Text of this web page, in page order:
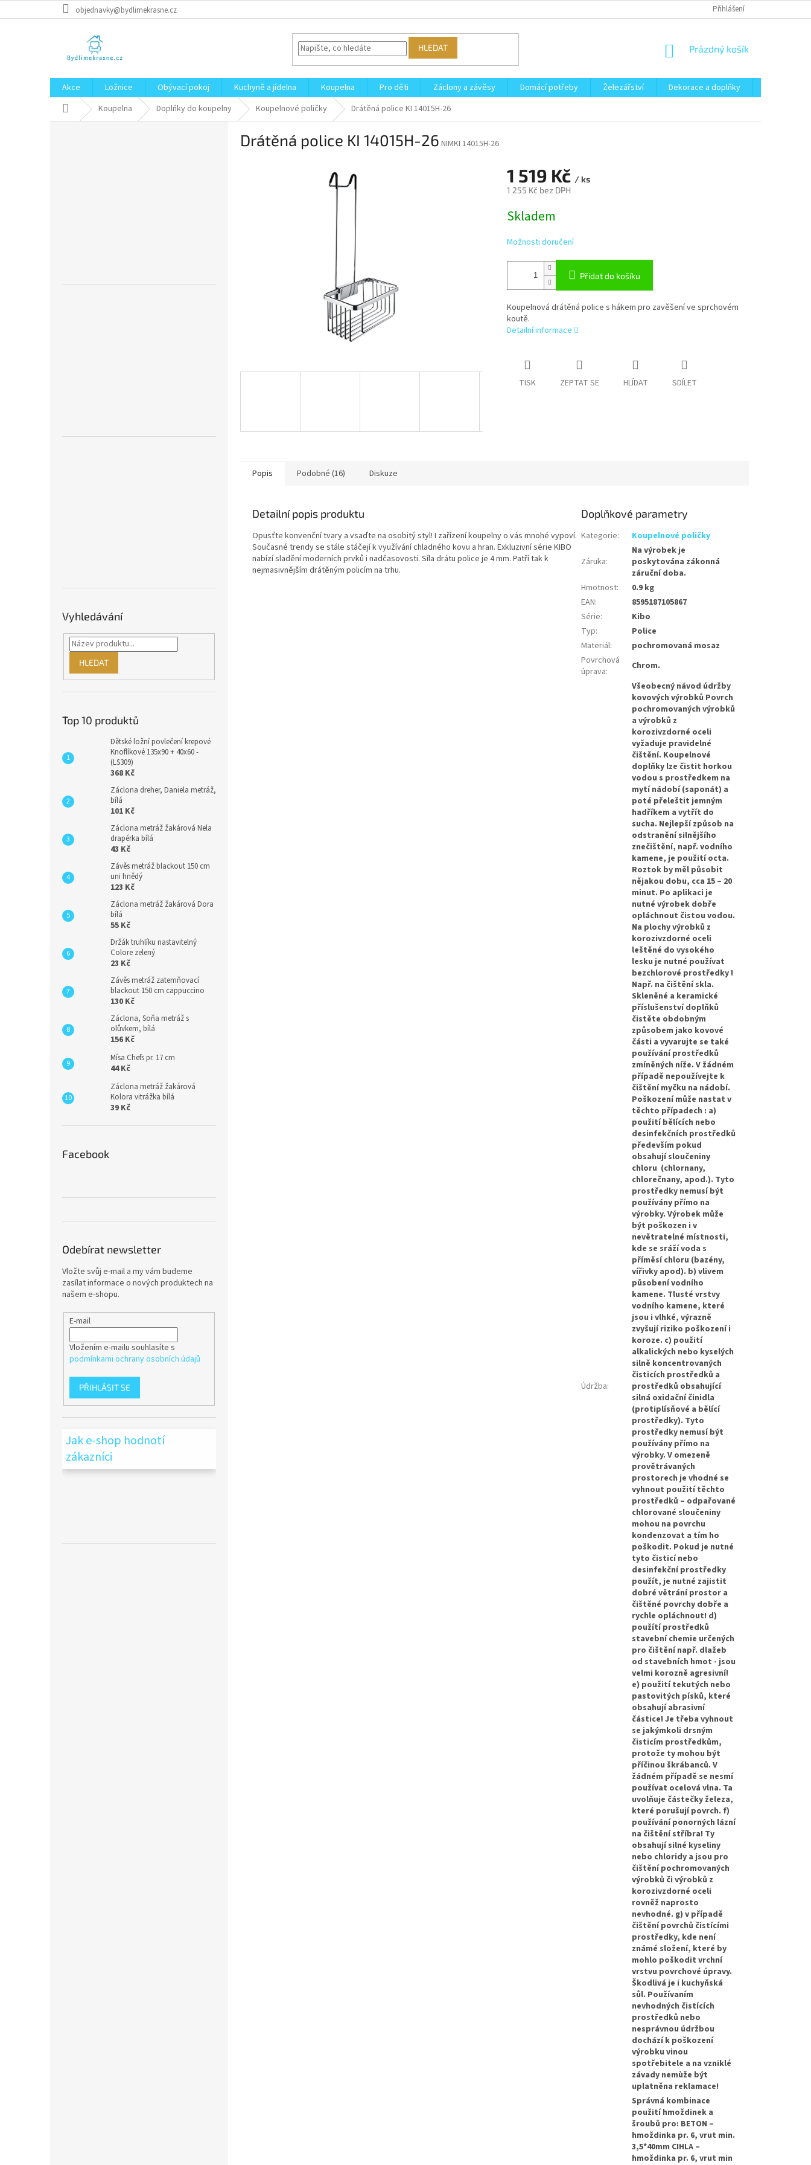
na
objednavky@bydlimekrasne.cz Přihlášení
HLEDAT
NÁKUPNÍ
Prázdný košík
Akce Ložnice Obývací pokoj Kuchyně a jídelna Koupelna Pro děti Záclony a závěsy Domácí potřeby Železářství Dekorace a doplňky
Domů Koupelna Doplňky do koupelny Koupelnové poličky Drátěná police KI 14015H-26
Vyhledávání
HLEDAT
Top 10 produktů
Dětské ložní povlečení krepové
Knoflíkové 135x90 + 40x60 -
(LS309)
368 Kč
Záclona dreher, Daniela metráž,
bílá
101 Kč
Záclona metráž žakárová Nela
drapérka bílá
43 Kč
Závěs metráž blackout 150 cm
uni hnědý
123 Kč
Záclona metráž žakárová Dora
bílá
55 Kč
Držák truhlíku nastavitelný
Colore zelený
23 Kč
Závěs metráž zatemňovací
blackout 150 cm cappuccino
130 Kč
Záclona, Soňa metráž s
olůvkem, bílá
156 Kč
Mísa Chefs pr. 17 cm
44 Kč
Záclona metráž žakárová
Kolora vitrážka bílá
39 Kč
Facebook
Odebírat newsletter
Vložte svůj e-mail a my vám budeme
zasílat informace o nových produktech na
našem e-shopu.
E-mail
Vložením e-mailu souhlasíte s
podmínkami ochrany osobních údajů
PŘIHLÁSIT SE
Jak e-shop hodnotí
zákazníci
Drátěná police KI 14015H-26 NIMKI 14015H-26
1 519 Kč / ks
1 255 Kč bez DPH
cena:
Skladem
Možnosti doručení
Přidat do košíku
Koupelnová drátěná police s hákem pro zavěšení ve sprchovém
koutě.
Detailní informace
TISK ZEPTAT SE HLÍDAT SDÍLET
Popis Podobné (16) Diskuze
Detailní popis produktu
Opusťte konvenční tvary a vsaďte na osobitý styl! I zařízení koupelny o vás mnohé vypoví.
Současné trendy se stále stáčejí k využívání chladného kovu a hran. Exkluzivní série KIBO
nabízí sladění moderních prvků i nadčasovosti. Síla drátu police je 4 mm. Patří tak k
nejmasivnějším drátěným policím na trhu.
Doplňkové parametry
Kategorie: Koupelnové poličky
Záruka:
Na výrobek je
poskytována zákonná
záruční doba.
Hmotnost:
0.9 kg
EAN:
8595187105867
Série:
Kibo
Typ:
Police
Materiál:
pochromovaná mosaz
Povrchová
úprava: Chrom.
Údržba:
Všeobecný návod údržby
kovových výrobků Povrch
pochromovaných výrobků
a výrobků z
korozivzdorné oceli
vyžaduje pravidelné
čištění. Koupelnové
doplňky lze čistit horkou
vodou s prostředkem na
mytí nádobí (saponát) a
poté přeleštit jemným
hadříkem a vytřít do
sucha. Nejlepší způsob na
odstranění silnějšího
znečištění, např. vodního
kamene, je použití octa.
Roztok by měl působit
nějakou dobu, cca 15 – 20
minut. Po aplikaci je
nutné výrobek dobře
opláchnout čistou vodou.
Na plochy výrobků z
korozivzdorné oceli
leštěné do vysokého
lesku je nutné používat
bezchlorové prostředky !
Např. na čištění skla.
Skleněné a keramické
příslušenství doplňků
čistěte obdobným
způsobem jako kovové
části a vyvarujte se také
používání prostředků
zmíněných níže. V žádném
případě nepoužívejte k
čištění myčku na nádobí.
Poškození může nastat v
těchto případech : a)
použití bělících nebo
desinfekčních prostředků
především pokud
obsahují sloučeniny
chloru (chlornany,
chlorečnany, apod.). Tyto
prostředky nemusí být
používány přímo na
výrobky. Výrobek může
být poškozen i v
nevětratelné místnosti,
kde se sráží voda s
příměsí chloru (bazény,
vířivky apod). b) vlivem
působení vodního
kamene. Tlusté vrstvy
vodního kamene, které
jsou i vlhké, výrazně
zvyšují riziko poškození i
koroze. c) použití
alkalických nebo kyselých
silně koncentrovaných
čisticích prostředků a
prostředků obsahující
silná oxidační činidla
(protiplísňové a bělící
prostředky). Tyto
prostředky nemusí být
používány přímo na
výrobky. V omezeně
provětrávaných
prostorech je vhodné se
vyhnout použití těchto
prostředků – odpařované
chlorované sloučeniny
mohou na povrchu
kondenzovat a tím ho
poškodit. Pokud je nutné
tyto čisticí nebo
desinfekční prostředky
použít, je nutné zajistit
dobré větrání prostor a
čištěné povrchy dobře a
rychle opláchnout! d)
použítí prostředků
stavební chemie určených
pro čištění např. dlažeb
od stavebních hmot - jsou
velmi korozně agresivní!
e) použití tekutých nebo
pastovitých písků, které
obsahují abrasivní
částice! Je třeba vyhnout
se jakýmkoli drsným
čisticím prostředkům,
protože ty mohou být
příčinou škrábanců. V
žádném případě se nesmí
používat ocelová vlna. Ta
uvolňuje částečky železa,
které porušují povrch. f)
používání ponorných lázní
na čištění stříbra! Ty
obsahují silné kyseliny
nebo chloridy a jsou pro
čištění pochromovaných
výrobků či výrobků z
korozivzdorné oceli
rovněž naprosto
nevhodné. g) v případě
čištění povrchů čistícími
prostředky, kde není
známé složení, které by
mohlo poškodit vrchní
vrstvu povrchové úpravy.
Škodlivá je i kuchyňská
sůl. Používaním
nevhodných čistících
prostředků nebo
nesprávnou údržbou
dochází k poškození
výrobku vinou
spotřebitele a na vzniklé
závady nemùže být
uplatněna reklamace!
Správná kombinace
použití hmoždinek a
šroubů pro: BETON –
hmoždinka pr. 6, vrut min.
3,5*40mm CIHLA –
hmoždinka pr. 6, vrut min